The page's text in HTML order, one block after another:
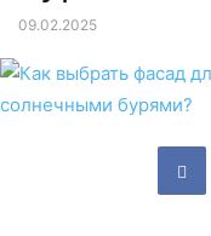
09.02.2025